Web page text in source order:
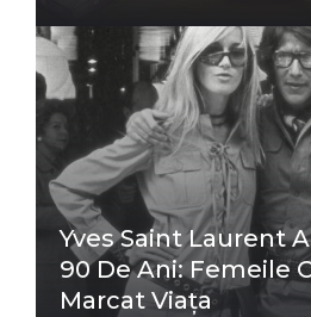
Yves Saint Laurent
90 De Ani: Femeile
Marcat Viața